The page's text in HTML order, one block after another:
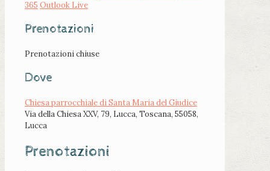
365 Outlook Live
Prenotazioni
Prenotazioni chiuse
Dove
Chiesa parrocchiale di Santa Maria del Giudice
Via della Chiesa XXV, 79, Lucca, Toscana, 55058,
Lucca
Prenotazioni